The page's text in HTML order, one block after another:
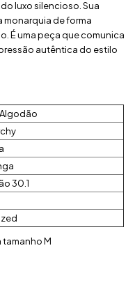
luxo silencioso. Sua
monarquia de forma
É uma peça que comunica
autêntica do estilo
30.1
tamanho M